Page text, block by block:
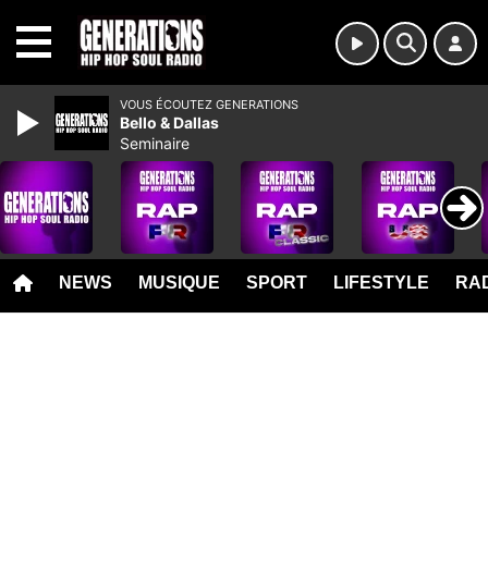
NEWS MUSIQUE SPORT LIFESTYLE
VOUS ÉCOUTEZ GENERATIONS
Bello & Dallas
Seminaire